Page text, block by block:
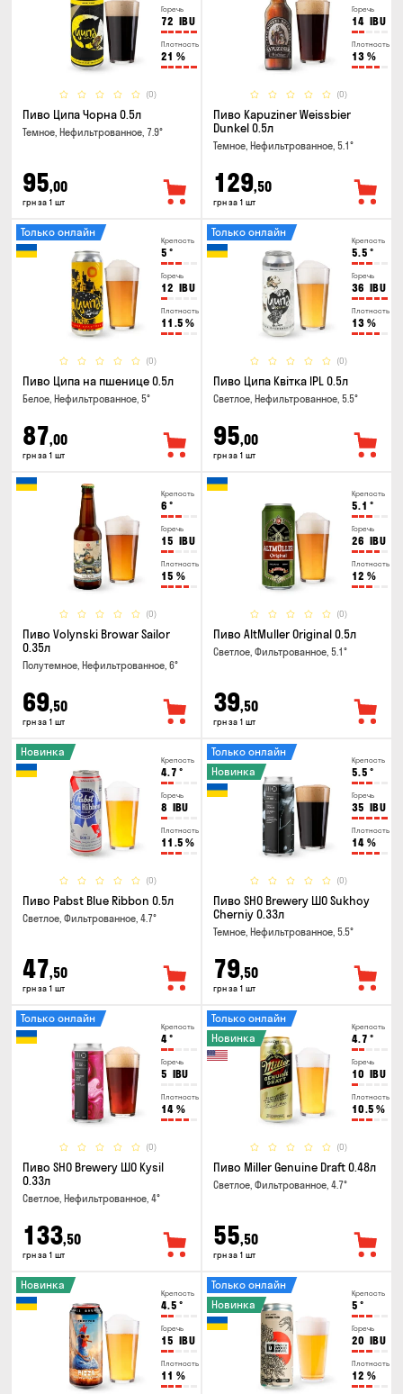
Горечь
72 IBU
Плотность
21 %
(0)
Пиво Ципа Чорна 0.5л
Темное, Нефильтрованное, 7.9°
95,00
грн за 1 шт
Горечь
14 IBU
Плотность
13 %
(0)
Пиво Kapuziner Weissbier
Dunkel 0.5л
Темное, Нефильтрованное, 5.1°
129,50
грн за 1 шт
Крепость
5 °
Горечь
12 IBU
Плотность
11.5 %
(0)
Только онлайн
Пиво Ципа на пшенице 0.5л
Белое, Нефильтрованное, 5°
87,00
грн за 1 шт
Крепость
5.5 °
Горечь
36 IBU
Плотность
13 %
(0)
Только онлайн
Пиво Ципа Квітка IPL 0.5л
Светлое, Нефильтрованное, 5.5°
95,00
грн за 1 шт
Крепость
6 °
Горечь
15 IBU
Плотность
15 %
(0)
Пиво Volynski Browar Sailor
0.35л
Полутемное, Нефильтрованное, 6°
69,50
грн за 1 шт
Крепость
5.1 °
Горечь
26 IBU
Плотность
12 %
(0)
Пиво AltMuller Original 0.5л
Светлое, Фильтрованное, 5.1°
39,50
грн за 1 шт
Крепость
4.7 °
Горечь
8 IBU
Плотность
11.5 %
(0)
Новинка
Пиво Pabst Blue Ribbon 0.5л
Светлое, Фильтрованное, 4.7°
47,50
грн за 1 шт
Крепость
5.5 °
Горечь
35 IBU
Плотность
14 %
(0)
Только онлайн
Новинка
Пиво SHO Brewery ШО Sukhoy
Cherniy 0.33л
Темное, Нефильтрованное, 5.5°
79,50
грн за 1 шт
Крепость
4°
Горечь
5 IBU
Плотность
14 %
(0)
Только онлайн
Пиво SHO Brewery ШО Kysil
0.33л
Светлое, Нефильтрованное, 4°
133,50
грн за 1 шт
Крепость
4.7 °
Горечь
10 IBU
Плотность
10.5 %
(0)
Только онлайн
Новинка
Пиво Miller Genuine Draft 0.48л
Светлое, Фильтрованное, 4.7°
55,50
грн за 1 шт
Крепость
4.5 °
Горечь
15 IBU
Плотность
11 %
Новинка
Крепость
5 °
Горечь
20 IBU
Плотность
12 %
Только онлайн
Новинка